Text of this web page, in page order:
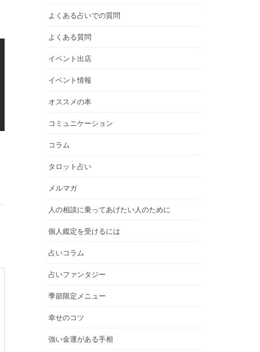
よくある占いでの質問
よくある質問
イベント出店
イベント情報
オススメの本
コミュニケーション
コラム
タロット占い
メルマガ
人の相談に乗ってあげたい人のために
個人鑑定を受けるには
占いコラム
占いファンタジー
季節限定メニュー
幸せのコツ
強い金運がある手相